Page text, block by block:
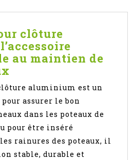
clôture
au maintien de
aluminium est un
assurer le bon
dans les poteaux de
pour être inséré
rainures des poteaux, il
stable, durable et